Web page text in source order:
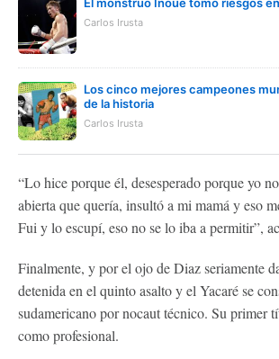
Carlos Irusta
Los cinco mejores campeones
de la historia
Carlos Irusta
“Lo hice porque él, desesperado porque yo
abierta que quería, insultó a mi mamá y eso
Fui y lo escupí, eso no se lo iba a permitir”,
Finalmente, y por el ojo de Diaz seriamente
detenida en el quinto asalto y el Yacaré se
sudamericano por nocaut técnico. Su primer
como profesional.